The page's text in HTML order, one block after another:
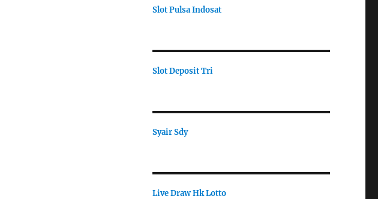
Slot Pulsa Indosat
Slot Deposit Tri
Syair Sdy
Live Draw Hk Lotto